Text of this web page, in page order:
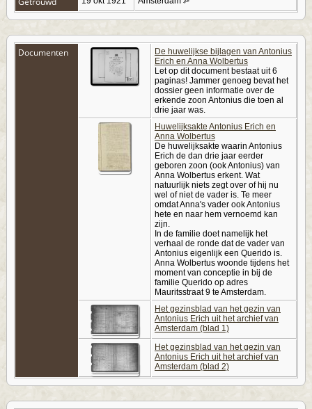
Documenten
De huwelijkse bijlagen van Antonius
Erich en Anna Wolbertus
Let op dit document bestaat uit 6
paginas! Jammer genoeg bevat het
dossier geen informatie over de
erkende zoon Antonius die toen al
drie jaar was.
Huwelijksakte Antonius Erich en
Anna Wolbertus
De huwelijksakte waarin Antonius
Erich de dan drie jaar eerder
geboren zoon (ook Antonius) van
Anna Wolbertus erkent. Wat
natuurlijk niets zegt over of hij nu
wel of niet de vader is. Te meer
omdat Anna's vader ook Antonius
hete en naar hem vernoemd kan
zijn.
In de familie doet namelijk het
verhaal de ronde dat de vader van
Antonius eigenlijk een Querido is.
Anna Wolbertus woonde tijdens het
moment van conceptie in bij de
familie Querido op adres
Mauritsstraat 9 te Amsterdam.
Het gezinsblad van het gezin van
Antonius Erich uit het archief van
Amsterdam (blad 1)
Het gezinsblad van het gezin van
Antonius Erich uit het archief van
Amsterdam (blad 2)